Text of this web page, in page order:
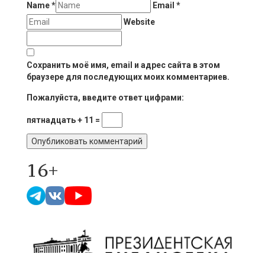
Name* Email *
Website
Сохранить моё имя, email и адрес сайта в этом
браузере для последующих моих комментариев.
Пожалуйста, введите ответ цифрами:
пятнадцать + 11 =
16+